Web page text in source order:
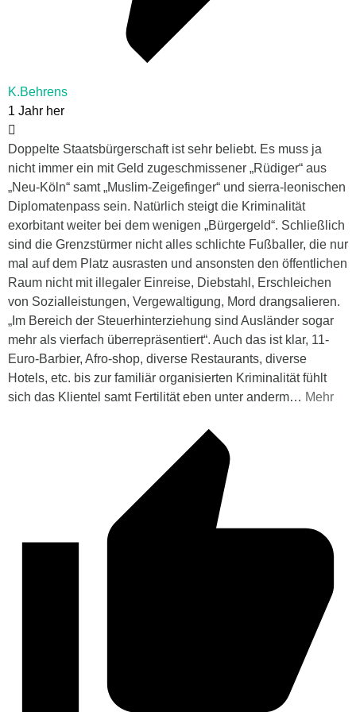
K.Behrens
1 Jahr her
Doppelte Staatsbürgerschaft ist sehr beliebt. Es muss ja
nicht immer ein mit Geld zugeschmissener „Rüdiger“ aus
„Neu-Köln“ samt „Muslim-Zeigefinger“ und sierra-leonischen
Diplomatenpass sein. Natürlich steigt die Kriminalität
exorbitant weiter bei dem wenigen „Bürgergeld“. Schließlich
sind die Grenzstürmer nicht alles schlichte Fußballer, die nur
mal auf dem Platz ausrasten und ansonsten den öffentlichen
Raum nicht mit illegaler Einreise, Diebstahl, Erschleichen
von Sozialleistungen, Vergewaltigung, Mord drangsalieren.
„Im Bereich der Steuerhinterziehung sind Ausländer sogar
mehr als vierfach überrepräsentiert“. Auch das ist klar, 11-
Euro-Barbier, Afro-shop, diverse Restaurants, diverse
Hotels, etc. bis zur familiär organisierten Kriminalität fühlt
sich das Klientel samt Fertilität eben unter anderm… Mehr